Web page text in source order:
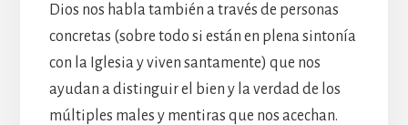
Dios nos habla también a través de personas
concretas (sobre todo si están en plena sintonía
con la Iglesia y viven santamente) que nos
ayudan a distinguir el bien y la verdad de los
múltiples males y mentiras que nos acechan.